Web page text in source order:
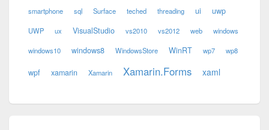
smartphone sql Surface teched threading ui uwp
UWP ux VisualStudio vs2010 vs2012 web windows
windows10 windows8 WindowsStore WinRT wp7 wp8
wpf xamarin Xamarin Xamarin.Forms xaml